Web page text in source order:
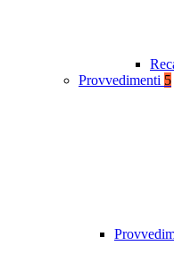
Provvedimenti 5